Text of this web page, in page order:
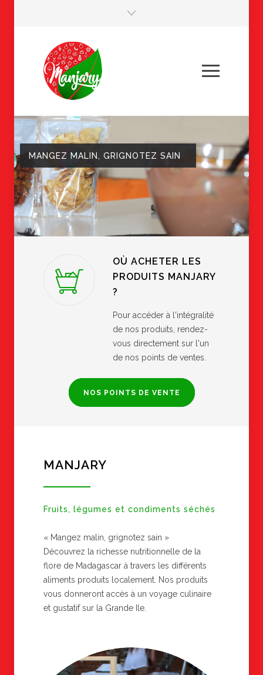
MANGEZ MALIN, GRIGNOTEZ SAIN
OÙ ACHETER LES
PRODUITS MANJARY
?
Pour accéder à l'intégralité
de nos produits, rendez-
vous directement sur l'un
de nos points de ventes.
NOS POINTS DE VENTE
MANJARY
Fruits, légumes et condiments séchés
« Mangez malin, grignotez sain »
Découvrez la richesse nutritionnelle de la
flore de Madagascar à travers les différents
aliments produits localement. Nos produits
vous donneront accès à un voyage culinaire
et gustatif sur la Grande Ile.